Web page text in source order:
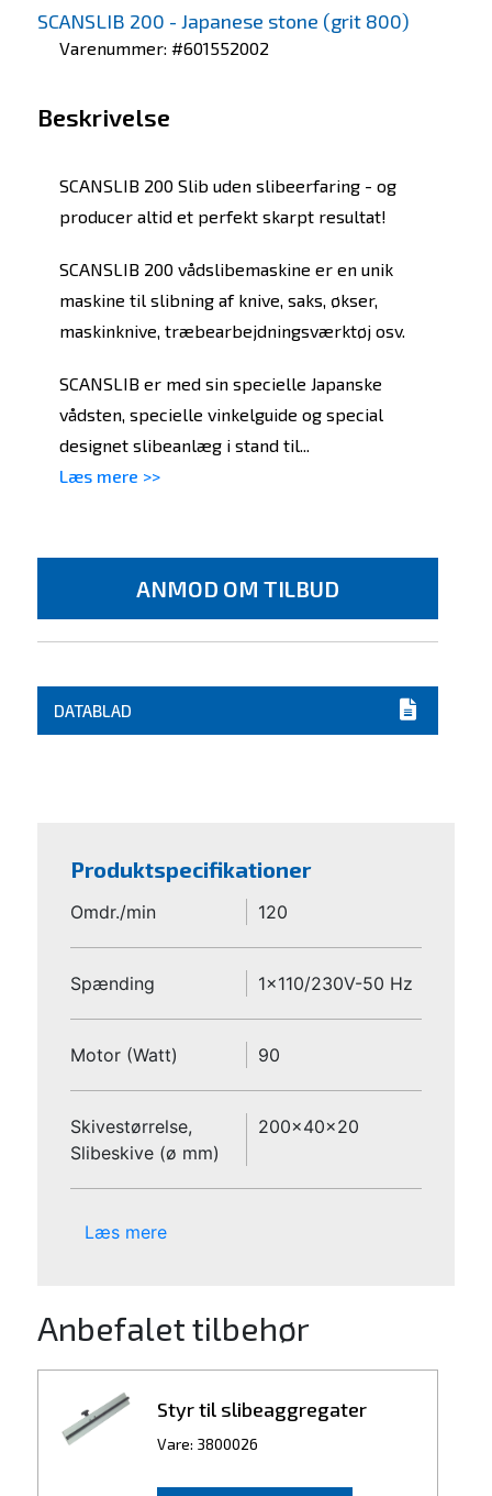
SCANSLIB 200 - Japanese stone (grit 800)
Varenummer: #601552002
Beskrivelse
SCANSLIB 200 Slib uden slibeerfaring - og
producer altid et perfekt skarpt resultat!
SCANSLIB 200 vådslibemaskine er en unik
maskine til slibning af knive, saks, økser,
maskinknive, træbearbejdningsværktøj osv.
SCANSLIB er med sin specielle Japanske
vådsten, specielle vinkelguide og special
designet slibeanlæg i stand til...
Læs mere >>
ANMOD OM TILBUD
DATABLAD
Produktspecifikationer
Omdr./min 120
Spænding 1x110/230V-50 Hz
Motor (Watt) 90
Skivestørrelse,
Slibeskive (ø mm)
200x40x20
Læs mere
Anbefalet tilbehør
Styr til slibeaggregater
Vare: 3800026